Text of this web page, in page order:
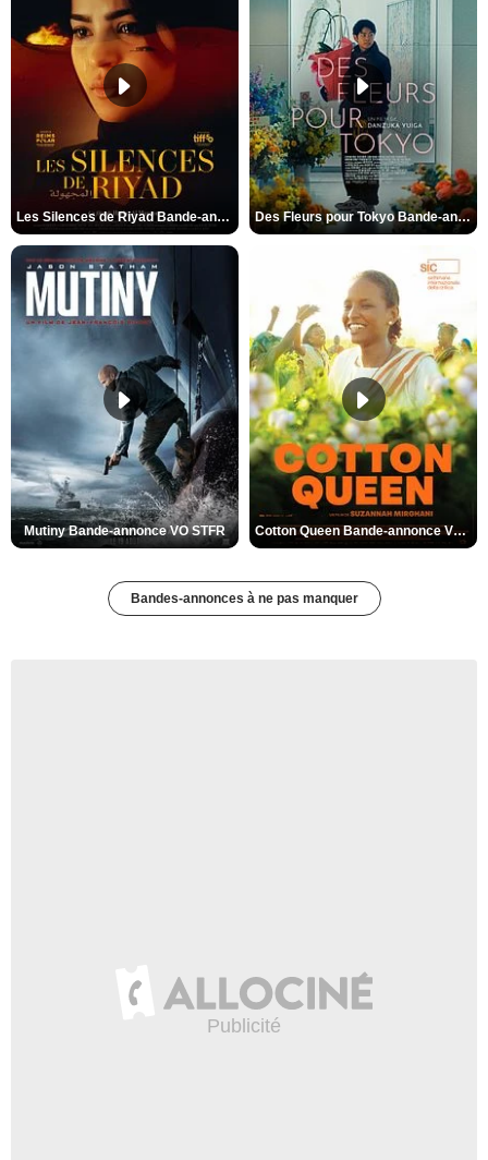
Les Silences de Riyad Bande-annonce VO STFR Des Fleurs pour Tokyo Bande-annonce VO STFR
Mutiny Bande-annonce VO STFR Cotton Queen Bande-annonce VO STFR
Bandes-annonces à ne pas manquer